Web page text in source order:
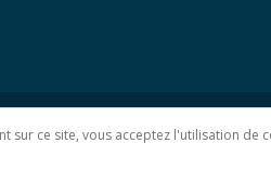
Plan du site
sur ce site, vous acceptez l'utilisation